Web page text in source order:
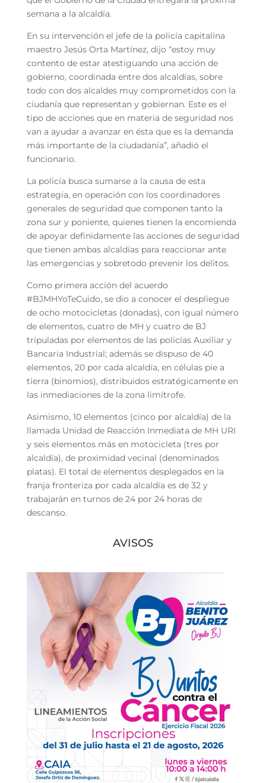
semana a la alcaldía.
En su intervención el jefe de la policía capitalina
maestro Jesús Orta Martínez, dijo “estoy muy
contento de estar atestiguando una acción de
gobierno, coordinada entre dos alcaldías, sobre
todo con dos alcaldes muy comprometidos con la
ciudanía que representan y gobiernan. Este es el
tipo de acciones que en materia de seguridad nos
van a ayudar a avanzar en ésta que es la demanda
más importante de la ciudadanía”, añadió el
funcionario.
La policía busca sumarse a la causa de esta
estrategia, en operación con los coordinadores
generales de seguridad que componen tanto la
zona sur y poniente, quienes tienen la encomienda
de apoyar definidamente las acciones de seguridad
que tienen ambas alcaldías para reaccionar ante
las emergencias y sobretodo prevenir los delitos.
Como primera acción del acuerdo
#BJMHYoTeCuido, se dio a conocer el despliegue
de ocho motocicletas (donadas), con igual número
de elementos, cuatro de MH y cuatro de BJ
tripuladas por elementos de las policías Auxiliar y
Bancaria Industrial; además se dispuso de 40
elementos, 20 por cada alcaldía, en células pie a
tierra (binomios), distribuidos estratégicamente en
las inmediaciones de la zona limítrofe.
Asimismo, 10 elementos (cinco por alcaldía) de la
llamada Unidad de Reacción Inmediata de MH URI
y seis elementos más en motocicleta (tres por
alcaldía), de proximidad vecinal (denominados
platas). El total de elementos desplegados en la
franja fronteriza por cada alcaldía es de 32 y
trabajarán en turnos de 24 por 24 horas de
descanso.
AVISOS